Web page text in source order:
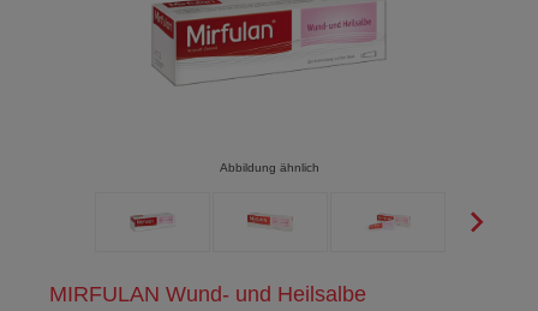
MIRFULAN Wund- und Heilsalbe
Abbildung ähnlich